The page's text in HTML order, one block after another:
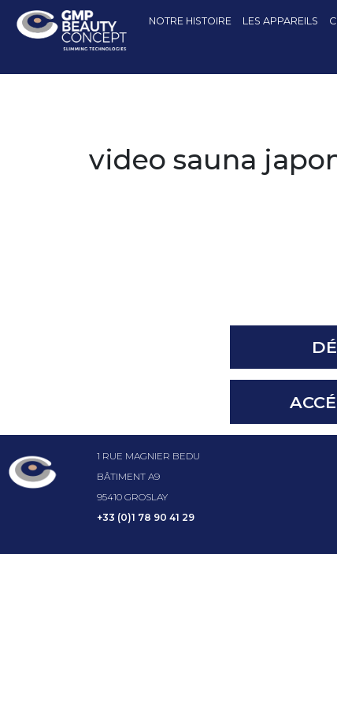
NOTRE HISTOIRE LES APPAREILS
video sauna
1 RUE MAGNIER BEDU
BÂTIMENT A9
95410 GROSLAY
+33 (0)1 78 90 41 29